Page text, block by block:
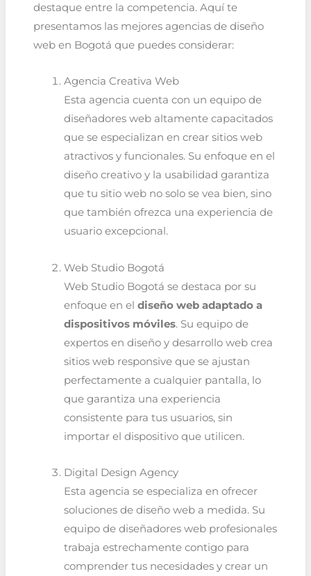
destaque entre la competencia. Aquí te
presentamos las mejores agencias de diseño
web en Bogotá que puedes considerar:
Agencia Creativa Web
Esta agencia cuenta con un equipo de
diseñadores web altamente capacitados
que se especializan en crear sitios web
atractivos y funcionales. Su enfoque en el
diseño creativo y la usabilidad garantiza
que tu sitio web no solo se vea bien, sino
que también ofrezca una experiencia de
usuario excepcional.
Web Studio Bogotá
Web Studio Bogotá se destaca por su
enfoque en el diseño web adaptado a
dispositivos móviles. Su equipo de
expertos en diseño y desarrollo web crea
sitios web responsive que se ajustan
perfectamente a cualquier pantalla, lo
que garantiza una experiencia
consistente para tus usuarios, sin
importar el dispositivo que utilicen.
Digital Design Agency
Esta agencia se especializa en ofrecer
soluciones de diseño web a medida. Su
equipo de diseñadores web profesionales
trabaja estrechamente contigo para
comprender tus necesidades y crear un